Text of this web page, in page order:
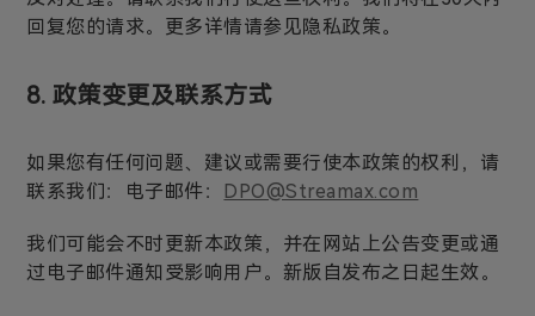
回复您的请求。更多详情请参见隐私政策。
8. 政策变更及联系方式
如果您有任何问题、建议或需要行使本政策的权利，请
联系我们：电子邮件： DPO@Streamax.com
我们可能会不时更新本政策，并在网站上公告变更或通
过电子邮件通知受影响用户。新版自发布之日起生效。